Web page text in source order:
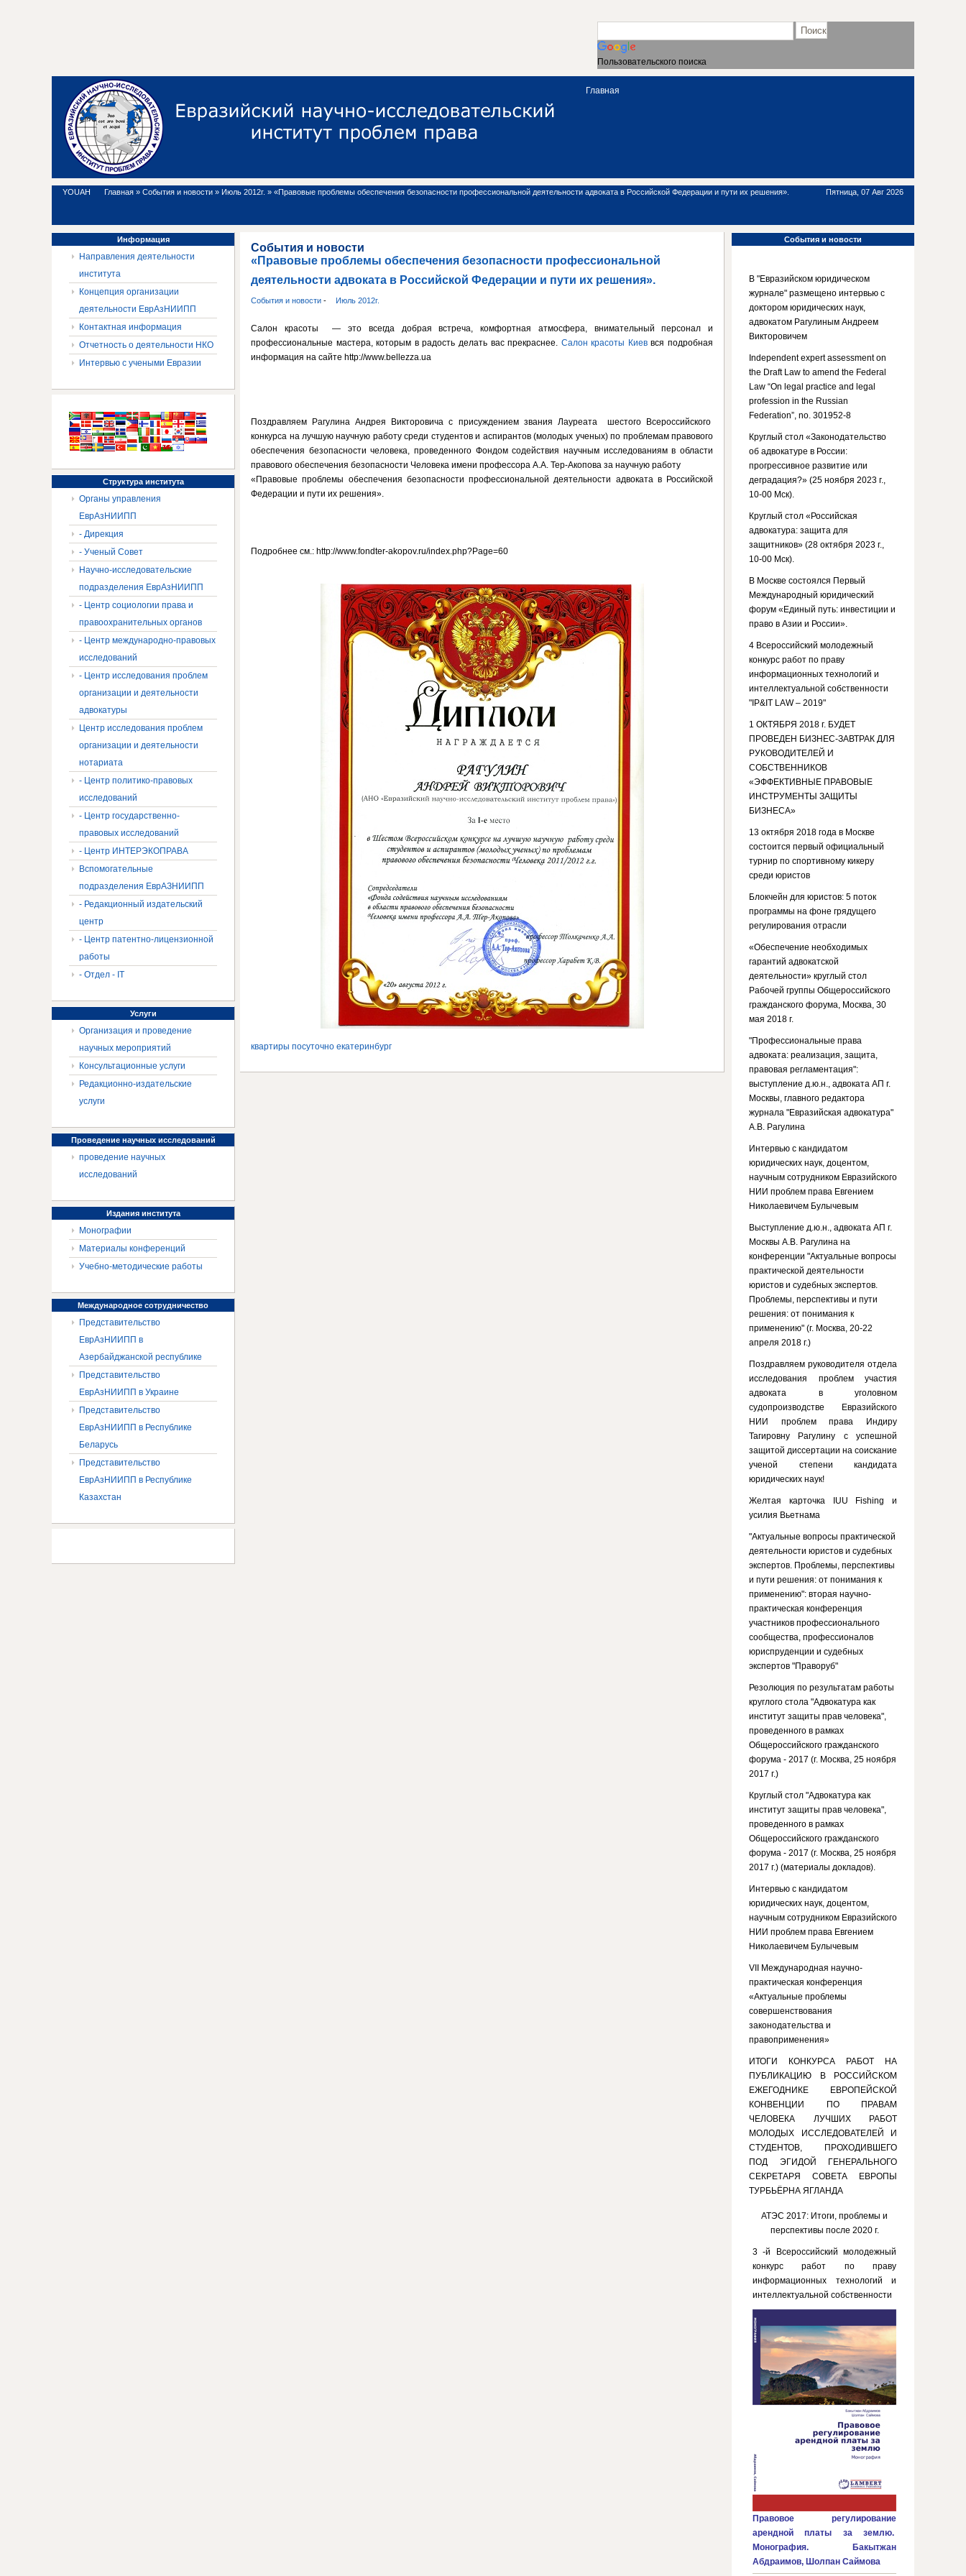
Пользовательского поиска
Главная
YOUAH Главная » События и новости » Июль 2012г. » «Правовые проблемы обеспечения безопасности профессиональной деятельности адвоката в Российской Федерации и пути их решения». Пятница, 07 Авг 2026
События и новости
«Правовые проблемы обеспечения безопасности профессиональной
деятельности адвоката в Российской Федерации и пути их решения».
События и новости- Июль 2012г.
Салон красоты — это всегда добрая встреча, комфортная атмосфера, внимательный персонал и
профессиональные мастера, которым в радость делать вас прекраснее. Cалон красоты Киеввся подробная
информация на сайте http://www.bellezza.ua
Поздравляем Рагулина Андрея Викторовича с присуждением звания Лауреата шестого Всероссийского
конкурса на лучшую научную работу среди студентов и аспирантов (молодых ученых) по проблемам правового
обеспечения безопасности человека, проведенного Фондом содействия научным исследованиям в области
правового обеспечения безопасности Человека имени профессора А.А. Тер-Акопова за научную работу
«Правовые проблемы обеспечения безопасности профессиональной деятельности адвоката в Российской
Федерации и пути их решения».
Подробнее см.: http://www.fondter-akopov.ru/index.php?Page=60
квартиры посуточно екатеринбург
Информация
Направления деятельности
института
Концепция организации
деятельности ЕврАзНИИПП
Контактная информация
Отчетность о деятельности НКО
Интервью с учеными Евразии
Структураинститута
Органы управления
ЕврАзНИИПП
- Дирекция
- Ученый Совет
Научно-исследовательские
подразделения ЕврАзНИИПП
- Центр социологии права и
правоохранительных органов
- Центр международно-правовых
исследований
- Центр исследования проблем
организации и деятельности
адвокатуры
Центр исследования проблем
организации и деятельности
нотариата
- Центр политико-правовых
исследований
- Центр государственно-
правовых исследований
- Центр ИНТЕРЭКОПРАВА
Вспомогательные
подразделения ЕврАЗНИИПП
- Редакционный издательский
центр
- Центр патентно-лицензионной
работы
- Отдел - IT
Услуги
Организация и проведение
научных мероприятий
Консультационные услуги
Редакционно-издательские
услуги
Проведениенаучных исследований
проведение научных
исследований
Изданияинститута
Монографии
Материалы конференций
Учебно-методические работы
Международное сотрудничество
Представительство
ЕврАзНИИПП в
Азербайджанской республике
Представительство
ЕврАзНИИПП в Украине
Представительство
ЕврАзНИИПП в Республике
Беларусь
Представительство
ЕврАзНИИПП в Республике
Казахстан
События и новости
В "Евразийском юридическом
журнале" размещено интервью с
доктором юридических наук,
адвокатом Рагулиным Андреем
Викторовичем
Independent expert assessment on
the Draft Law to amend the Federal
Law “On legal practice and legal
profession in the Russian
Federation”, no. 301952-8
Круглый стол «Законодательство
об адвокатуре в России:
прогрессивное развитие или
деградация?» (25 ноября 2023 г.,
10-00 Мск).
Круглый стол «Российская
адвокатура: защита для
защитников» (28 октября 2023 г.,
10-00 Мск).
В Москве состоялся Первый
Международный юридический
форум «Единый путь: инвестиции и
право в Азии и России».
4 Всероссийский молодежный
конкурс работ по праву
информационных технологий и
интеллектуальной собственности
"IP&IT LAW – 2019"
1 ОКТЯБРЯ 2018 г. БУДЕТ
ПРОВЕДЕН БИЗНЕС-ЗАВТРАК ДЛЯ
РУКОВОДИТЕЛЕЙ И
СОБСТВЕННИКОВ
«ЭФФЕКТИВНЫЕ ПРАВОВЫЕ
ИНСТРУМЕНТЫ ЗАЩИТЫ
БИЗНЕСА»
13 октября 2018 года в Москве
состоится первый официальный
турнир по спортивному кикеру
среди юристов
Блокчейн для юристов: 5 поток
программы на фоне грядущего
регулирования отрасли
«Обеспечение необходимых
гарантий адвокатской
деятельности» круглый стол
Рабочей группы Общероссийского
гражданского форума, Москва, 30
мая 2018 г.
"Профессиональные права
адвоката: реализация, защита,
правовая регламентация":
выступление д.ю.н., адвоката АП г.
Москвы, главного редактора
журнала "Евразийская адвокатура"
А.В. Рагулина
Интервью с кандидатом
юридических наук, доцентом,
научным сотрудником Евразийского
НИИ проблем права Евгением
Николаевичем Булычевым
Выступление д.ю.н., адвоката АП г.
Москвы А.В. Рагулина на
конференции "Актуальные вопросы
практической деятельности
юристов и судебных экспертов.
Проблемы, перспективы и пути
решения: от понимания к
применению" (г. Москва, 20-22
апреля 2018 г.)
Поздравляем руководителя отдела
исследования проблем участия
адвоката в уголовном
судопроизводстве Евразийского
НИИ проблем права Индиру
Тагировну Рагулину с успешной
защитой диссертации на соискание
ученой степени кандидата
юридических наук!
Желтая карточка IUU Fishing и
усилия Вьетнама
"Актуальные вопросы практической
деятельности юристов и судебных
экспертов. Проблемы, перспективы
и пути решения: от понимания к
применению": вторая научно-
практическая конференция
участников профессионального
сообщества, профессионалов
юриспруденции и судебных
экспертов "Праворуб"
Резолюция по результатам работы
круглого стола "Адвокатура как
институт защиты прав человека",
проведенного в рамках
Общероссийского гражданского
форума - 2017 (г. Москва, 25 ноября
2017 г.)
Круглый стол "Адвокатура как
институт защиты прав человека",
проведенного в рамках
Общероссийского гражданского
форума - 2017 (г. Москва, 25 ноября
2017 г.) (материалы докладов).
Интервью с кандидатом
юридических наук, доцентом,
научным сотрудником Евразийского
НИИ проблем права Евгением
Николаевичем Булычевым
VII Международная научно-
практическая конференция
«Актуальные проблемы
совершенствования
законодательства и
правоприменения»
ИТОГИ КОНКУРСА РАБОТ НА
ПУБЛИКАЦИЮ В РОССИЙСКОМ
ЕЖЕГОДНИКЕ ЕВРОПЕЙСКОЙ
КОНВЕНЦИИ ПО ПРАВАМ
ЧЕЛОВЕКА ЛУЧШИХ РАБОТ
МОЛОДЫХ ИССЛЕДОВАТЕЛЕЙ И
СТУДЕНТОВ, ПРОХОДИВШЕГО
ПОД ЭГИДОЙ ГЕНЕРАЛЬНОГО
СЕКРЕТАРЯ СОВЕТА ЕВРОПЫ
ТУРБЬЁРНА ЯГЛАНДА
АТЭС 2017: Итоги, проблемы и
перспективы после 2020 г.
3 -й Всероссийский молодежный
конкурс работ по праву
информационных технологий и
интеллектуальной собственности
Правовое регулирование
арендной платы за землю.
Монография. Бакытжан
Абдраимов, Шолпан Саймова